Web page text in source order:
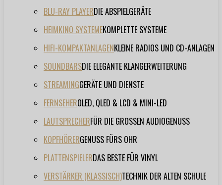
BLU-RAY PLAYERDIE ABSPIELGERÄTE
HEIMKINO SYSTEMEKOMPLETTE SYSTEME
HIFI-KOMPAKTANLAGENKLEINE RADIOS UND CD-ANLAGEN
SOUNDBARSDIE ELEGANTE KLANGERWEITERUNG
STREAMINGGERÄTE UND DIENSTE
FERNSEHEROLED, QLED & LCD & MINI-LED
LAUTSPRECHERFÜR DIE GROSSEN AUDIOGENUSS
KOPFHÖRERGENUSS FÜRS OHR
PLATTENSPIELERDAS BESTE FÜR VINYL
VERSTÄRKER (KLASSISCH)TECHNIK DER ALTEN SCHULE